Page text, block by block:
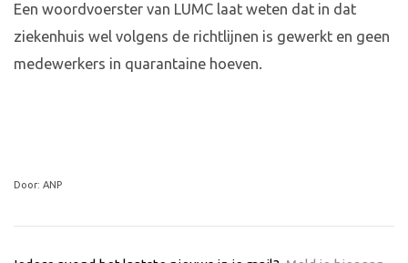
Een woordvoerster van LUMC laat weten dat in dat
ziekenhuis wel volgens de richtlijnen is gewerkt en geen
medewerkers in quarantaine hoeven.
Door: ANP